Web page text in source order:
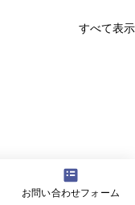
すべて表示
お問い合わせフォーム